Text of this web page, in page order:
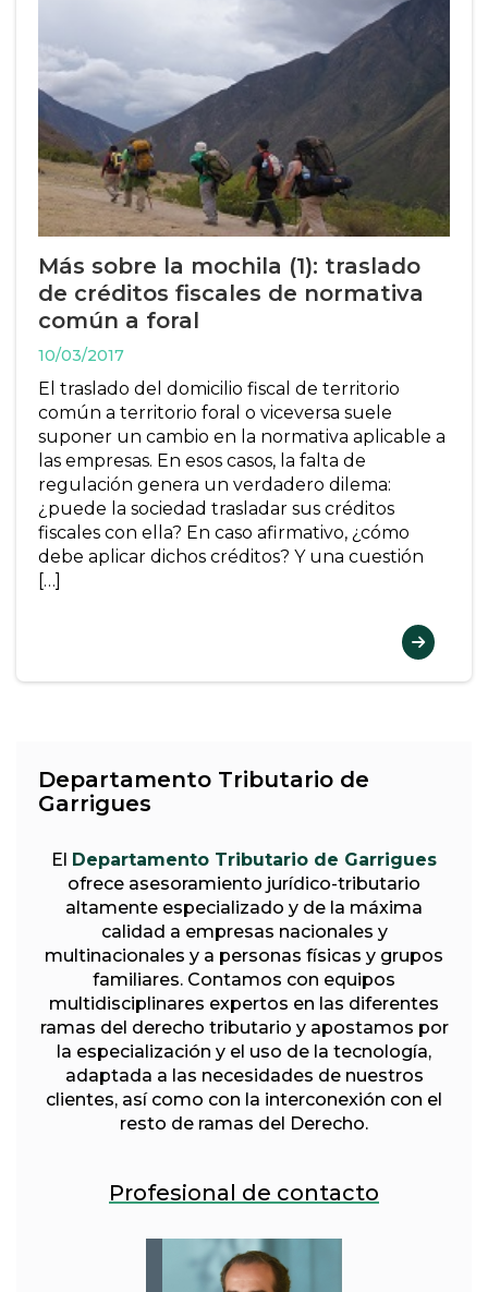
Más sobre la mochila (1): traslado
de créditos fiscales de normativa
común a foral
10/03/2017
El traslado del domicilio fiscal de territorio
común a territorio foral o viceversa suele
suponer un cambio en la normativa aplicable a
las empresas. En esos casos, la falta de
regulación genera un verdadero dilema:
¿puede la sociedad trasladar sus créditos
fiscales con ella? En caso afirmativo, ¿cómo
debe aplicar dichos créditos? Y una cuestión
[…]
Departamento Tributario de
Garrigues
El Departamento Tributario de Garrigues
ofrece asesoramiento jurídico-tributario
altamente especializado y de la máxima
calidad a empresas nacionales y
multinacionales y a personas físicas y grupos
familiares. Contamos con equipos
multidisciplinares expertos en las diferentes
ramas del derecho tributario y apostamos por
la especialización y el uso de la tecnología,
adaptada a las necesidades de nuestros
clientes, así como con la interconexión con el
resto de ramas del Derecho.
Profesional de contacto